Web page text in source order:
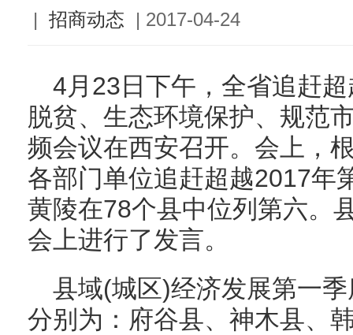
| 招商动态 | 2017-04-24
4月23日下午，全省追赶
脱贫、生态环境保护、规范
频会议在西安召开。会上，
各部门单位追赶超越2017年
黄陵在78个县中位列第六。
会上进行了发言。
县域(城区)经济发展第一
分别为：府谷县、神木县、